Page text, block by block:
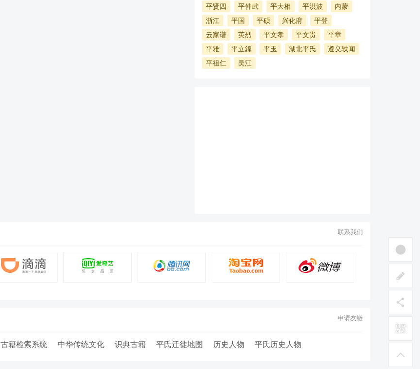
平贤四
平仲武 平大相 平洪波
内蒙
浙江
平国 平硕 兴化府
平登
云家谱
英烈 平文孝 平文贵
平章
平雅
平立鍠 平玉 湖北平氏
遵义轶闻
平祖仁
吴江
联系我们
申请友链
古籍检索系统 中华传统文化 识典古籍 平氏迁徙地图 历史人物 平氏历史人物